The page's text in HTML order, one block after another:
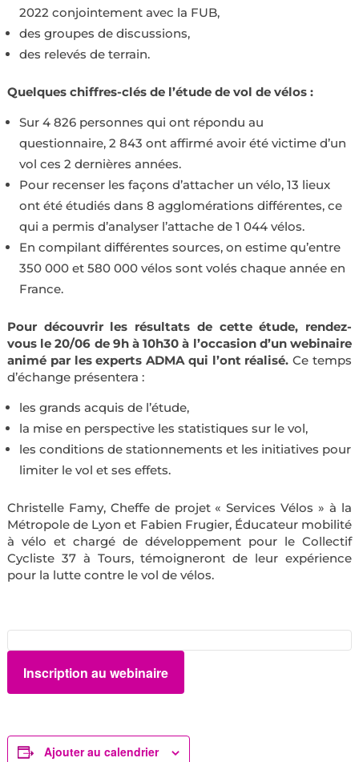
2022 conjointement avec la FUB,
des groupes de discussions,
des relevés de terrain.
Quelques chiffres-clés de l’étude de vol de vélos :
Sur 4 826 personnes qui ont répondu au
questionnaire, 2 843 ont affirmé avoir été victime d’un
vol ces 2 dernières années.
Pour recenser les façons d’attacher un vélo, 13 lieux
ont été étudiés dans 8 agglomérations différentes, ce
qui a permis d’analyser l’attache de 1 044 vélos.
En compilant différentes sources, on estime qu’entre
350 000 et 580 000 vélos sont volés chaque année en
France.
Pour découvrir les résultats de cette étude, rendez-
vous le 20/06 de 9h à 10h30 à l’occasion d’un webinaire
animé par les experts ADMA qui l’ont réalisé. Ce temps
d’échange présentera :
les grands acquis de l’étude,
la mise en perspective les statistiques sur le vol,
les conditions de stationnements et les initiatives pour
limiter le vol et ses effets.
Christelle Famy, Cheffe de projet « Services Vélos » à la
Métropole de Lyon et Fabien Frugier, Éducateur mobilité
à vélo et chargé de développement pour le Collectif
Cycliste 37 à Tours, témoigneront de leur expérience
pour la lutte contre le vol de vélos.
Inscription au webinaire
Ajouter au calendrier